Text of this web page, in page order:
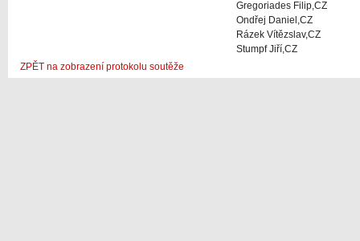
Gregoriades Filip,CZ
Ondřej Daniel,CZ
Rázek Vítězslav,CZ
Stumpf Jiří,CZ
ZPĚT na zobrazení protokolu soutěže